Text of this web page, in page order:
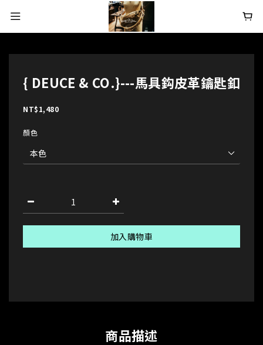
{ DEUCE & CO.}---馬具鈎皮革鑰匙釦
NT$1,480
顏色
加入購物車
商品描述